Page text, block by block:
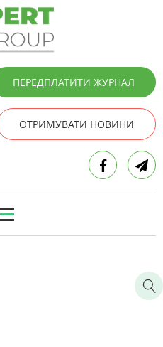
ПЕРЕДПЛАТИТИ ЖУРНАЛ
ОТРИМУВАТИ НОВИНИ